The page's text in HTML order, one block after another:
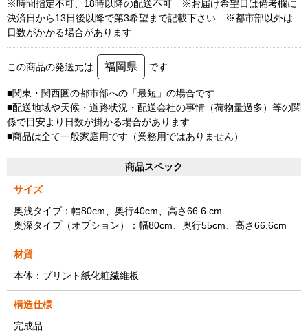
※時間指定不可、18時以降の配送不可 ※お届け希望日は備考欄に
決済日から13日後以降で第3希望まで記載下さい ※都市部以外は
日数がかかる場合があります
この商品の発送元は 福岡県 です
■関東・関西圏の都市部への「最短」の場合です
■配送地域や天候・道路状況・配送会社の事情（荷物量過多）等の関
係で目安より日数が掛かる場合があります
■商品は全て一般家庭用です（業務用ではありません）
商品スペック
サイズ
奥浅タイプ：幅80cm、奥行40cm、高さ66.6.cm
奥深タイプ（オプション）：幅80cm、奥行55cm、高さ66.6cm
材質
本体：プリント紙化粧繊維板
構造仕様
完成品